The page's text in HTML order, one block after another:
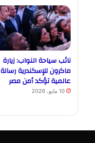
نائب سياحة النواب: زيارة
ماكرون للإسكندرية رسالة
عالمية تؤكد أمن مصر
10 مايو، 2026